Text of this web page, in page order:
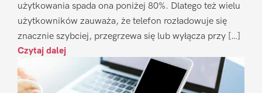
użytkowania spada ona poniżej 80%. Dlatego też wielu
użytkowników zauważa, że telefon rozładowuje się
znacznie szybciej, przegrzewa się lub wyłącza przy […]
Czytaj dalej